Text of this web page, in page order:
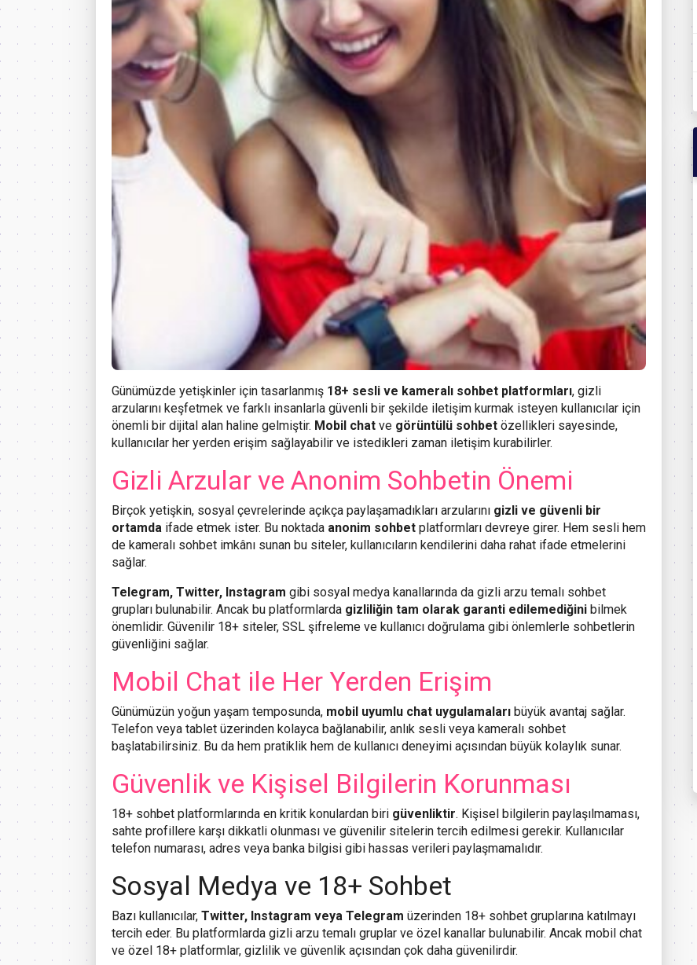
Günümüzde yetişkinler için tasarlanmış 18+ sesli ve kameralı sohbet platformları, gizli
arzularını keşfetmek ve farklı insanlarla güvenli bir şekilde iletişim kurmak isteyen kullanıcılar için
önemli bir dijital alan haline gelmiştir. Mobil chat ve görüntülü sohbet özellikleri sayesinde,
kullanıcılar her yerden erişim sağlayabilir ve istedikleri zaman iletişim kurabilirler.
Gizli Arzular ve Anonim Sohbetin Önemi
Birçok yetişkin, sosyal çevrelerinde açıkça paylaşamadıkları arzularını gizli ve güvenli bir
ortamda ifade etmek ister. Bu noktada anonim sohbet platformları devreye girer. Hem sesli hem
de kameralı sohbet imkânı sunan bu siteler, kullanıcıların kendilerini daha rahat ifade etmelerini
sağlar.
Telegram, Twitter, Instagram gibi sosyal medya kanallarında da gizli arzu temalı sohbet
grupları bulunabilir. Ancak bu platformlarda gizliliğin tam olarak garanti edilemediğini bilmek
önemlidir. Güvenilir 18+ siteler, SSL şifreleme ve kullanıcı doğrulama gibi önlemlerle sohbetlerin
güvenliğini sağlar.
Mobil Chat ile Her Yerden Erişim
Günümüzün yoğun yaşam temposunda, mobil uyumlu chat uygulamaları büyük avantaj sağlar.
Telefon veya tablet üzerinden kolayca bağlanabilir, anlık sesli veya kameralı sohbet
başlatabilirsiniz. Bu da hem pratiklik hem de kullanıcı deneyimi açısından büyük kolaylık sunar.
Güvenlik ve Kişisel Bilgilerin Korunması
18+ sohbet platformlarında en kritik konulardan biri güvenliktir. Kişisel bilgilerin paylaşılmaması,
sahte profillere karşı dikkatli olunması ve güvenilir sitelerin tercih edilmesi gerekir. Kullanıcılar
telefon numarası, adres veya banka bilgisi gibi hassas verileri paylaşmamalıdır.
Sosyal Medya ve 18+ Sohbet
Bazı kullanıcılar, Twitter, Instagram veya Telegram üzerinden 18+ sohbet gruplarına katılmayı
tercih eder. Bu platformlarda gizli arzu temalı gruplar ve özel kanallar bulunabilir. Ancak mobil chat
ve özel 18+ platformlar, gizlilik ve güvenlik açısından çok daha güvenilirdir.